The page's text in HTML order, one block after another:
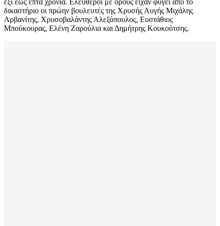
δικαστήριο οι πρώην βουλευτές της Χρυσής Αυγής Μιχάλης
Αρβανίτης, Χρυσοβαλάντης Αλεξόπουλος, Ευστάθιος
Μπούκουρας, Ελένη Ζαρούλια και Δημήτρης Κουκούτσης.